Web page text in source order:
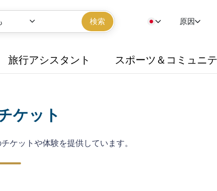
検索 原因
旅行アシスタント スポーツ＆コミュニ
ケット
ケットや体験を提供しています。